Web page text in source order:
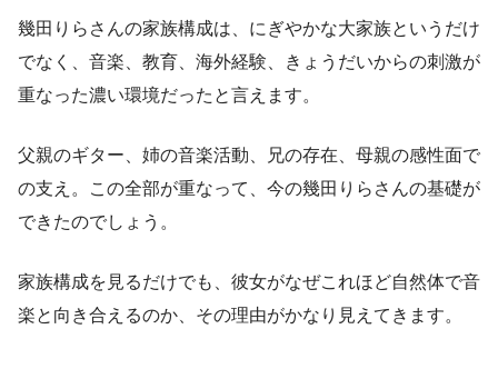
幾田りらさんの家族構成は、にぎやかな大家族というだけ
でなく、音楽、教育、海外経験、きょうだいからの刺激が
重なった濃い環境だったと言えます。
父親のギター、姉の音楽活動、兄の存在、母親の感性面で
の支え。この全部が重なって、今の幾田りらさんの基礎が
できたのでしょう。
家族構成を見るだけでも、彼女がなぜこれほど自然体で音
楽と向き合えるのか、その理由がかなり見えてきます。